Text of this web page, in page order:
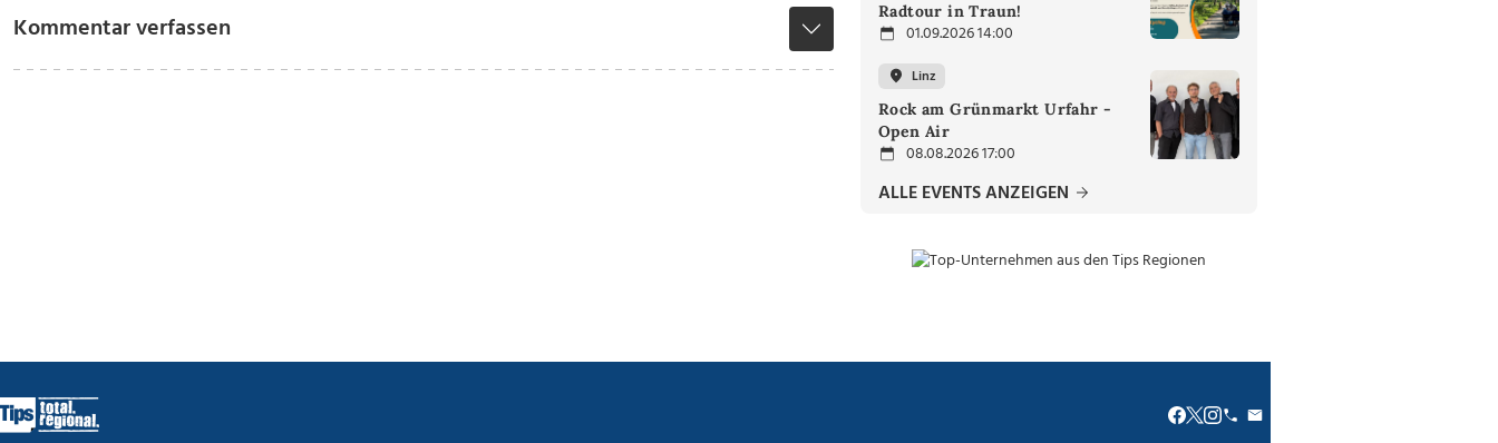
Kommentar verfassen
Radtour in Traun!
01.09.2026 14:00
Linz
Rock am Grünmarkt Urfahr -
Open Air
08.08.2026 17:00
ALLE EVENTS ANZEIGEN